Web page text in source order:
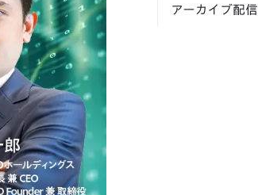
アーカイブ配信